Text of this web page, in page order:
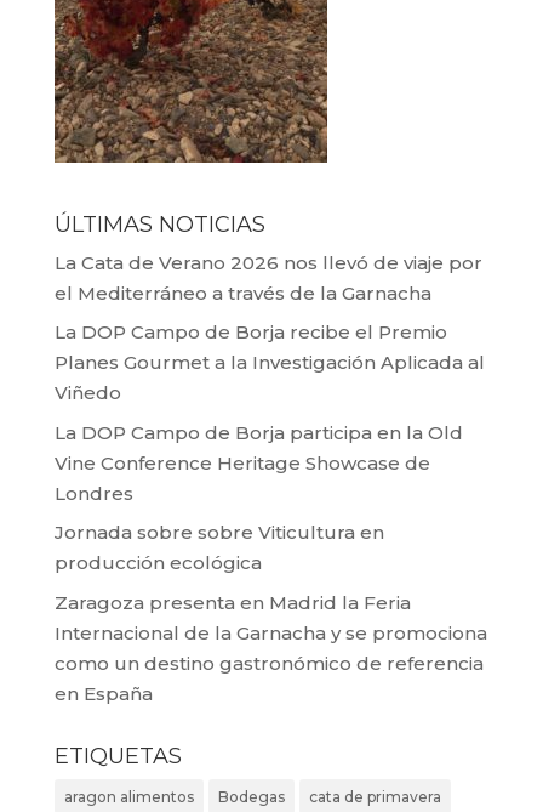
ÚLTIMAS NOTICIAS
La Cata de Verano 2026 nos llevó de viaje por
el Mediterráneo a través de la Garnacha
La DOP Campo de Borja recibe el Premio
Planes Gourmet a la Investigación Aplicada al
Viñedo
La DOP Campo de Borja participa en la Old
Vine Conference Heritage Showcase de
Londres
Jornada sobre sobre Viticultura en
producción ecológica
Zaragoza presenta en Madrid la Feria
Internacional de la Garnacha y se promociona
como un destino gastronómico de referencia
en España
ETIQUETAS
aragon alimentos Bodegas cata de primavera